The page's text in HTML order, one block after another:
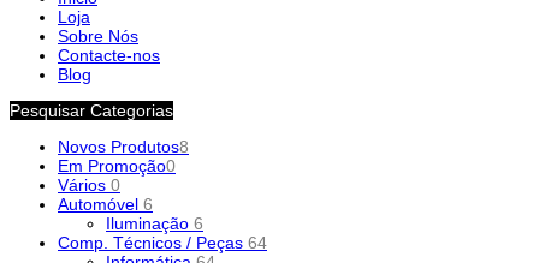
Loja
Sobre Nós
Contacte-nos
Blog
Pesquisar Categorias
Novos Produtos8
Em Promoção0
Vários 0
Automóvel 6
Iluminação 6
Comp. Técnicos / Peças 64